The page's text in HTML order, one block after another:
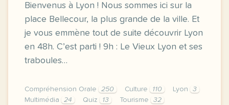
Bienvenus à Lyon ! Nous sommes ici sur la
place Bellecour, la plus grande de la ville. Et
je vous emmène tout de suite découvrir Lyon
en 48h. C’est parti ! 9h : Le Vieux Lyon et ses
traboules…
Compréhension Orale 250 Culture 110 Lyon
3
Multimédia
24 Quiz 13 Tourisme
32